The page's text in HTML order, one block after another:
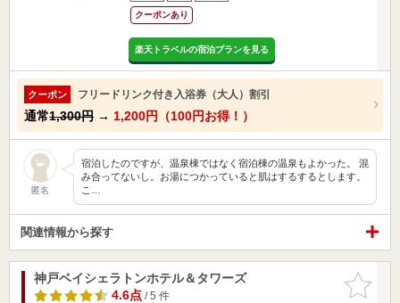
クーポンあり
楽天トラベルの宿泊プランを見る
クーポン フリードリンク付き入浴券（大人）割引
通常1,300円 → 1,200円（100円お得！）
匿名
宿泊したのですが、温泉棟ではなく宿泊棟の温泉もよかった。 混
み合ってないし。お湯につかっていると肌はするするとします。
こ…
関連情報から探す
お気に入
りに追加
神戸ベイシェラトンホテル＆タワーズ
4.6点/ 5 件